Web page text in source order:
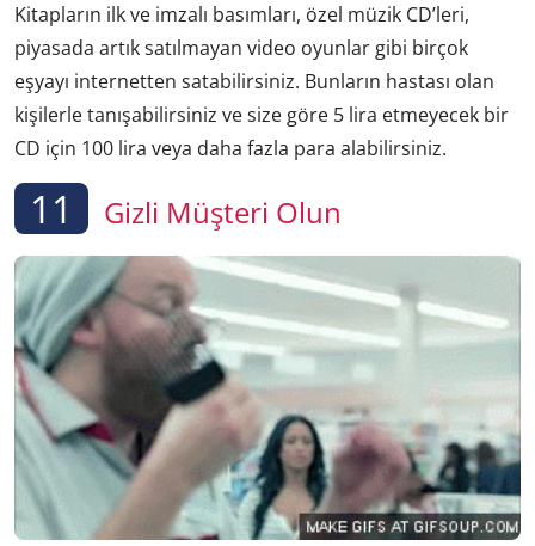
Kitapların ilk ve imzalı basımları, özel müzik CD’leri,
piyasada artık satılmayan video oyunlar gibi birçok
eşyayı internetten satabilirsiniz. Bunların hastası olan
kişilerle tanışabilirsiniz ve size göre 5 lira etmeyecek bir
CD için 100 lira veya daha fazla para alabilirsiniz.
11 Gizli Müşteri Olun